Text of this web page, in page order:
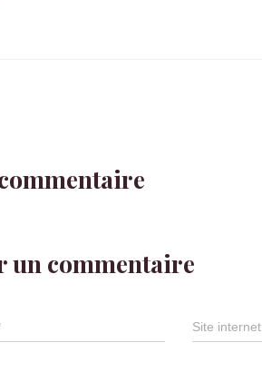
un commentaire
Site internet